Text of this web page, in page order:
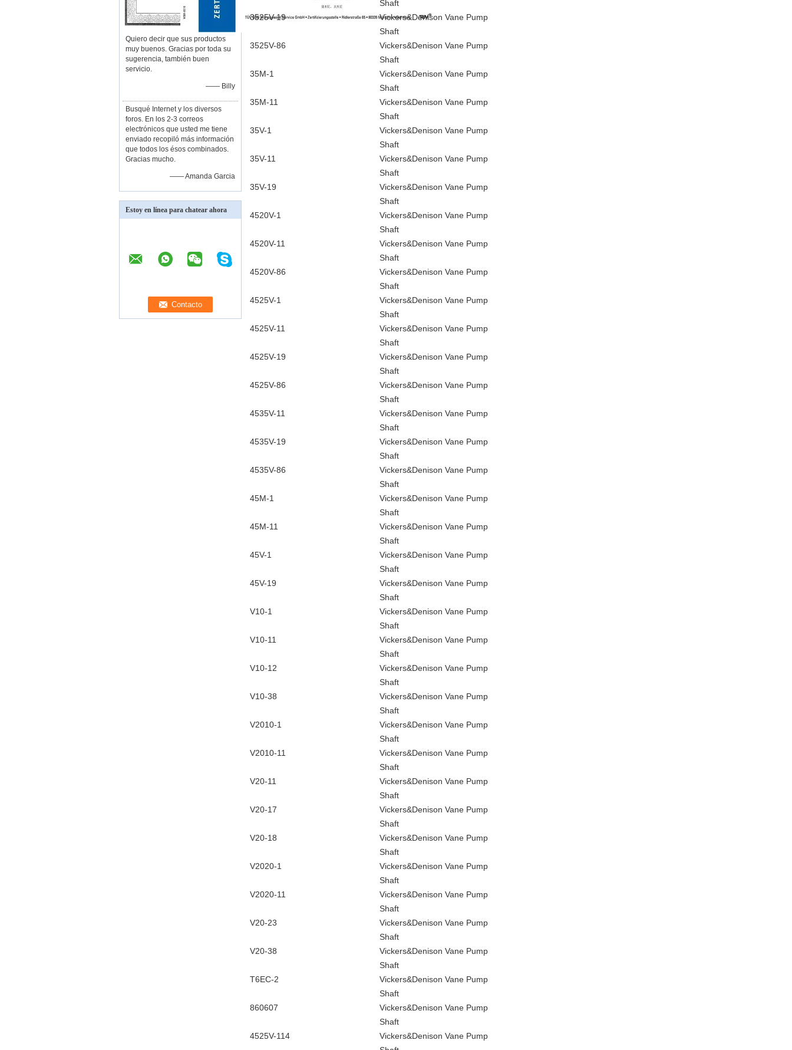
Quiero decir que sus productos
muy buenos. Gracias por toda su
sugerencia, también buen
servicio.
—— Billy
Busqué Internet y los diversos
foros. En los 2-3 correos
electrónicos que usted me tiene
enviado recopiló más información
que todos los ésos combinados.
Gracias mucho.
—— Amanda Garcia
Estoy en línea para chatear ahora
Shaft
3525V-19
Vickers&Denison Vane Pump
Shaft
3525V-86
Vickers&Denison Vane Pump
Shaft
35M-1
Vickers&Denison Vane Pump
Shaft
35M-11
Vickers&Denison Vane Pump
Shaft
35V-1
Vickers&Denison Vane Pump
Shaft
35V-11
Vickers&Denison Vane Pump
Shaft
35V-19
Vickers&Denison Vane Pump
Shaft
4520V-1
Vickers&Denison Vane Pump
Shaft
4520V-11
Vickers&Denison Vane Pump
Shaft
4520V-86
Vickers&Denison Vane Pump
Shaft
4525V-1
Vickers&Denison Vane Pump
Shaft
4525V-11
Vickers&Denison Vane Pump
Shaft
4525V-19
Vickers&Denison Vane Pump
Shaft
4525V-86
Vickers&Denison Vane Pump
Shaft
4535V-11
Vickers&Denison Vane Pump
Shaft
4535V-19
Vickers&Denison Vane Pump
Shaft
4535V-86
Vickers&Denison Vane Pump
Shaft
45M-1
Vickers&Denison Vane Pump
Shaft
45M-11
Vickers&Denison Vane Pump
Shaft
45V-1
Vickers&Denison Vane Pump
Shaft
45V-19
Vickers&Denison Vane Pump
Shaft
V10-1
Vickers&Denison Vane Pump
Shaft
V10-11
Vickers&Denison Vane Pump
Shaft
V10-12
Vickers&Denison Vane Pump
Shaft
V10-38
Vickers&Denison Vane Pump
Shaft
V2010-1
Vickers&Denison Vane Pump
Shaft
V2010-11
Vickers&Denison Vane Pump
Shaft
V20-11
Vickers&Denison Vane Pump
Shaft
V20-17
Vickers&Denison Vane Pump
Shaft
V20-18
Vickers&Denison Vane Pump
Shaft
V2020-1
Vickers&Denison Vane Pump
Shaft
V2020-11
Vickers&Denison Vane Pump
Shaft
V20-23
Vickers&Denison Vane Pump
Shaft
V20-38
Vickers&Denison Vane Pump
Shaft
T6EC-2
Vickers&Denison Vane Pump
Shaft
860607
Vickers&Denison Vane Pump
Shaft
4525V-114
Vickers&Denison Vane Pump